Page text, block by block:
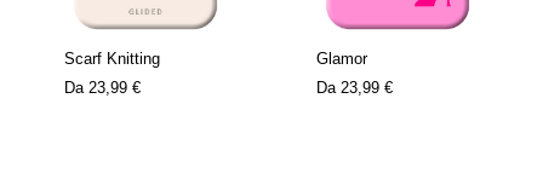
Scarf Knitting
Da 23,99 €
Glamor
Da 23,99 €